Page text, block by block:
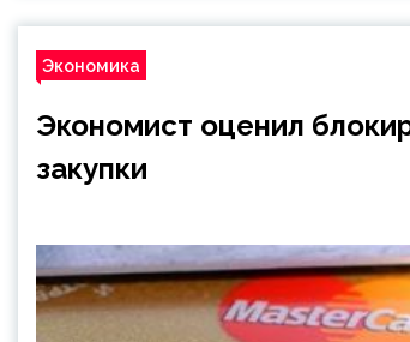
Экономика
Экономист оценил
закупки